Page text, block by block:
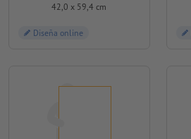
42,0 x 59,4 cm
Diseña online